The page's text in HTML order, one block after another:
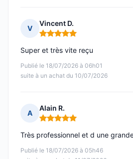
V
Vincent D.
Note : 5 sur 5
Publié le 18/07/2026 à 06h01
suite à un achat du 10/07/2026
Super et très vite reçu
A
Alain R.
Note : 5 sur 5
Publié le 18/07/2026 à 05h46
Très professionnel et d une